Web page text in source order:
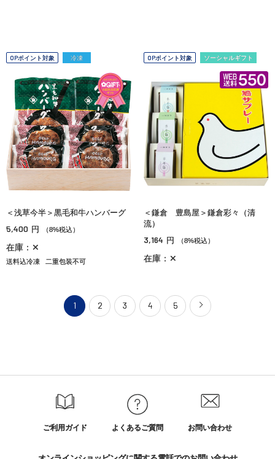
OPポイント対象 冷凍
＜浅草今半＞黒毛和牛ハンバーグ
5,400 円 （8%税込）
在庫：✕
送料込冷凍 二重包装不可
OPポイント対象 ソーシャルギフト
＜鎌倉 豊島屋＞鎌倉彩々（清
流）
3,164 円 （8%税込）
在庫：✕
1 2 3 4 5
ご利用ガイド よくあるご質問 お問い合わせ